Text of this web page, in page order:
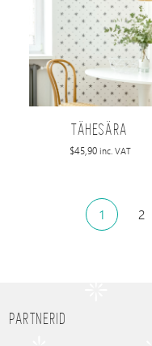
TÄHESÄRA
$45,90 inc. VAT
1 2
PARTNERID